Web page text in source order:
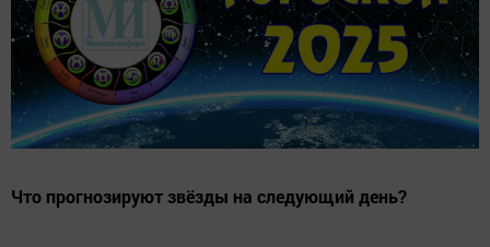
Что прогнозируют звёзды на следующий день?